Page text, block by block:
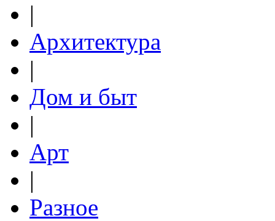
|
Архитектура
|
Дом и быт
|
Арт
|
Разное